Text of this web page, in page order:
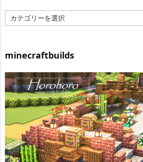
カ
テ
ー
minecraftbuilds